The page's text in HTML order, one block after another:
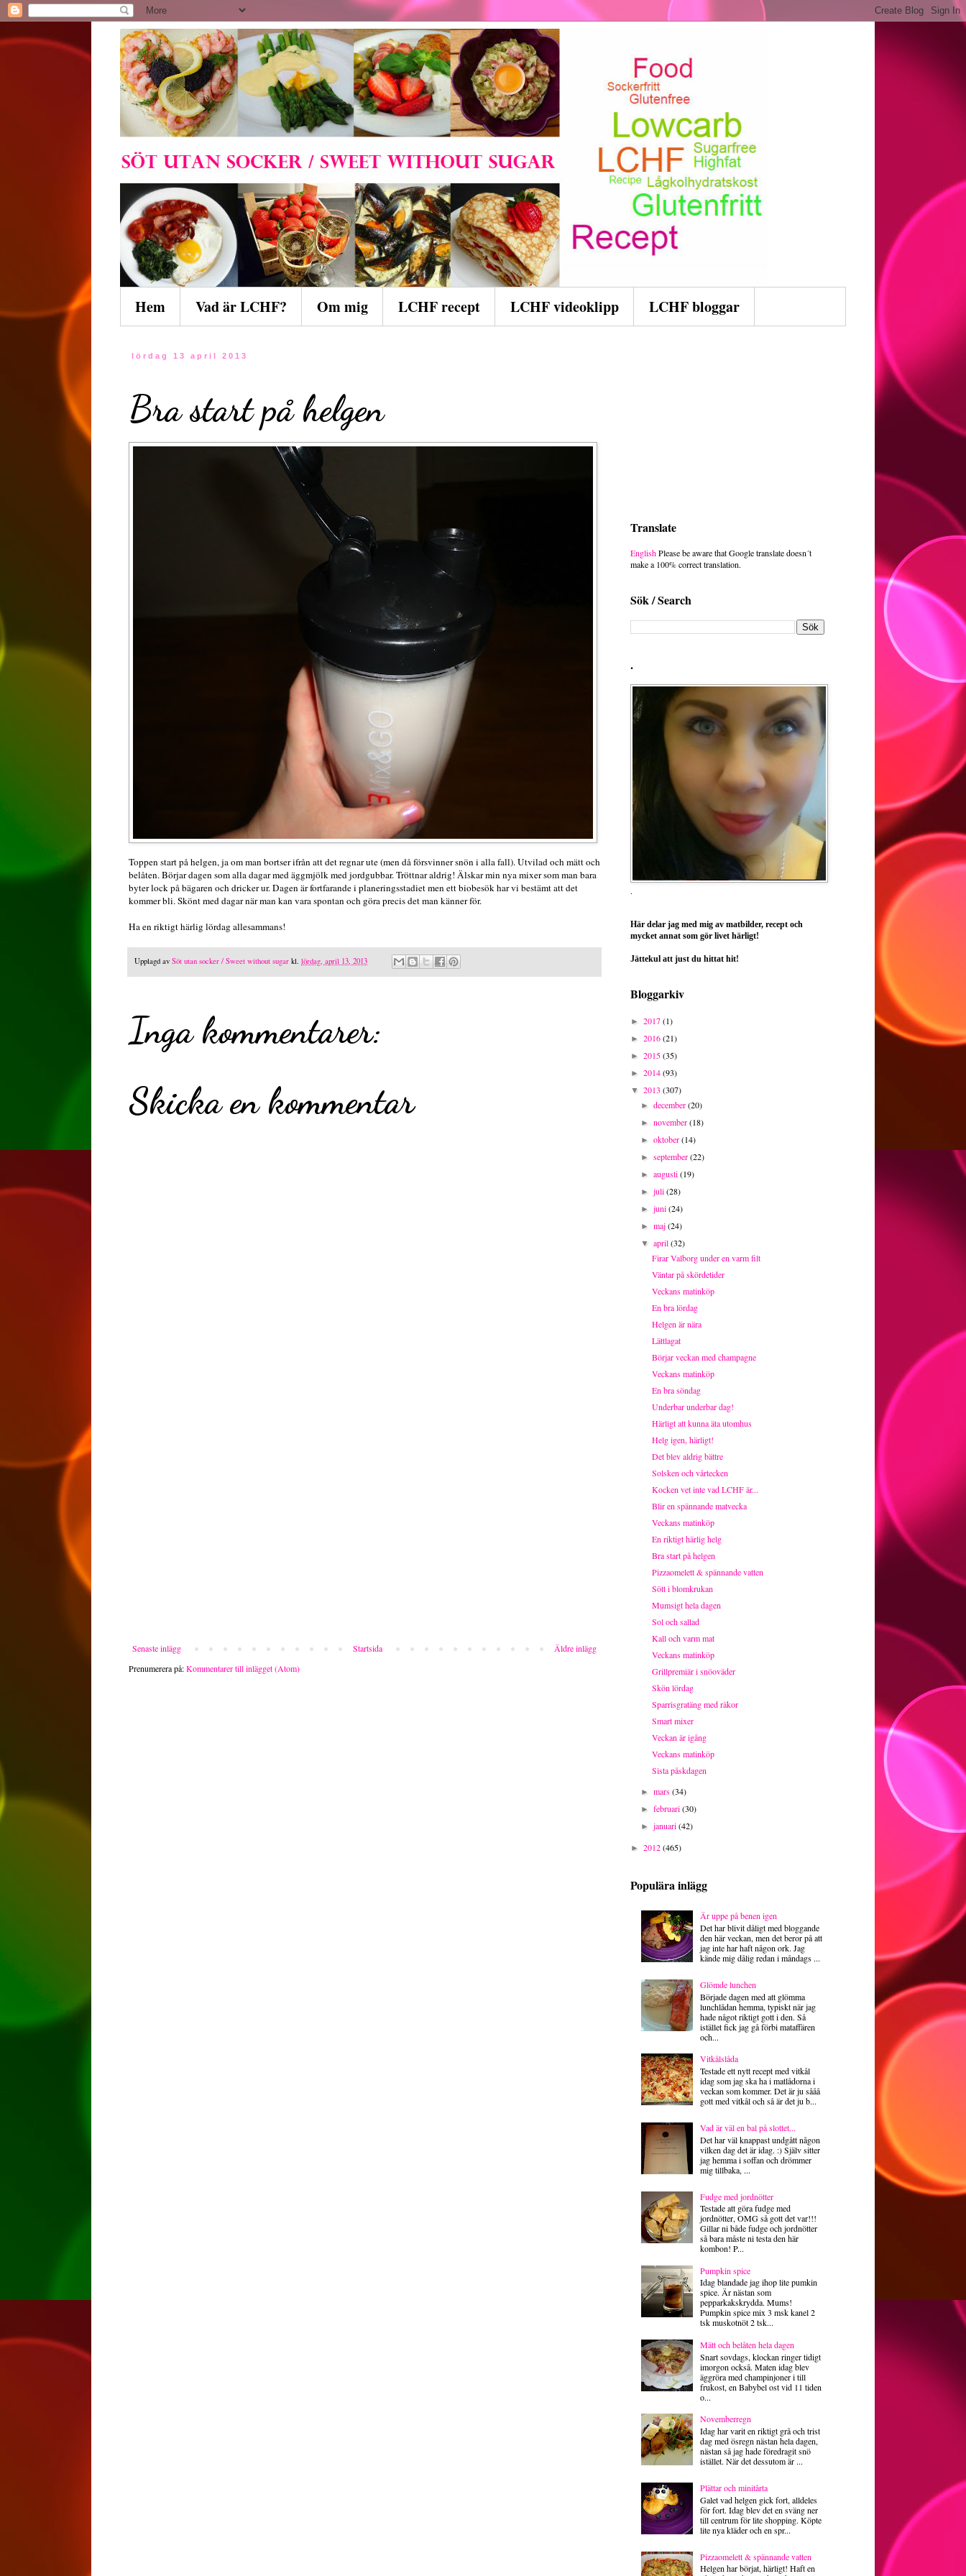
Hem Vad är LCHF? Om mig LCHF recept LCHF videoklipp LCHF bloggar
lördag 13 april 2013
Bra start på helgen
Toppen start på helgen, ja om man bortser ifrån att det regnar ute (men då försvinner snön i alla fall). Utvilad och mätt och
belåten. Börjar dagen som alla dagar med äggmjölk med jordgubbar. Tröttnar aldrig! Älskar min nya mixer som man bara
byter lock på bägaren och dricker ur. Dagen är fortfarande i planeringsstadiet men ett biobesök har vi bestämt att det
kommer bli. Skönt med dagar när man kan vara spontan och göra precis det man känner för.
Ha en riktigt härlig lördag allesammans!
Upplagd av Söt utan socker / Sweet without sugar kl. lördag, april 13, 2013
Inga kommentarer:
Skicka en kommentar
Senaste inlägg Äldre inlägg
Startsida
Prenumerera på:Kommentarer till inlägget (Atom)
Translate
EnglishPlease be aware that Google translate doesn´t
make a 100% correct translation.
Sök / Search
.
.
Här delar jag med mig av matbilder, recept och
mycket annat som gör livet härligt!
Jättekul att just du hittat hit!
Bloggarkiv
► 2017(1)
► 2016(21)
► 2015(35)
► 2014(93)
▼ 2013 (307)
►december(20)
►november(18)
►oktober(14)
►september(22)
►augusti(19)
►juli(28)
►juni(24)
►maj(24)
▼april(32)
Firar Valborg under en varm filt
Väntar på skördetider
Veckans matinköp
En bra lördag
Helgen är nära
Lättlagat
Börjar veckan med champagne
Veckans matinköp
En bra söndag
Underbar underbar dag!
Härligt att kunna äta utomhus
Helg igen, härligt!
Det blev aldrig bättre
Solsken och vårtecken
Kocken vet inte vad LCHF är...
Blir en spännande matvecka
Veckans matinköp
En riktigt härlig helg
Bra start på helgen
Pizzaomelett & spännande vatten
Sött i blomkrukan
Mumsigt hela dagen
Sol och sallad
Kall och varm mat
Veckans matinköp
Grillpremiär i snöoväder
Skön lördag
Sparrisgratäng med räkor
Smart mixer
Veckan är igång
Veckans matinköp
Sista påskdagen
►mars(34)
►februari(30)
►januari(42)
► 2012(465)
Populära inlägg
Är uppe på benen igen
Det har blivit dåligt med bloggande
den här veckan, men det beror på att
jag inte har haft någon ork. Jag
kände mig dålig redan i måndags ...
Glömde lunchen
Började dagen med att glömma
lunchlådan hemma, typiskt när jag
hade något riktigt gott i den. Så
istället fick jag gå förbi mataffären
och...
Vitkålslåda
Testade ett nytt recept med vitkål
idag som jag ska ha i matlådorna i
veckan som kommer. Det är ju sååå
gott med vitkål och så är det ju b...
Vad är väl en bal på slottet...
Det har väl knappast undgått någon
vilken dag det är idag. :) Själv sitter
jag hemma i soffan och drömmer
mig tillbaka, ...
Fudge med jordnötter
Testade att göra fudge med
jordnötter, OMG så gott det var!!!
Gillar ni både fudge och jordnötter
så bara måste ni testa den här
kombon! P...
Pumpkin spice
Idag blandade jag ihop lite pumkin
spice. Är nästan som
pepparkakskrydda. Mums!
Pumpkin spice mix 3 msk kanel 2
tsk muskotnöt 2 tsk...
Mätt och belåten hela dagen
Snart sovdags, klockan ringer tidigt
imorgon också. Maten idag blev
äggröra med champinjoner i till
frukost, en Babybel ost vid 11 tiden
o...
Novemberregn
Idag har varit en riktigt grå och trist
dag med ösregn nästan hela dagen,
nästan så jag hade föredragit snö
istället. När det dessutom är ...
Plättar och minitårta
Galet vad helgen gick fort, alldeles
för fort. Idag blev det en sväng ner
till centrum för lite shopping. Köpte
lite nya kläder och en spr...
Pizzaomelett & spännande vatten
Helgen har börjat, härligt! Haft en